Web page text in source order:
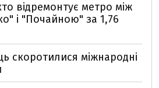
відремонтує метро між
і "Почайною" за 1,76
скоротилися міжнародні